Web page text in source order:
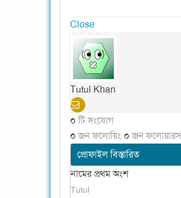
Close
Tutul Khan
০টি সংযোগ
০জন ফলোয়িং ০জন ফলোয়ারস
প্রোফাইল বিস্তারিত
নামের প্রথম অংশ
Tutul